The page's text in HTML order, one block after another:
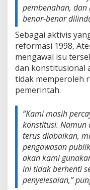
pembenahan,
benar-benar
Sebagai aktivis
reformasi 1998,
mengawal isu
dan konstitusional
tidak memperoleh
pemerintah.
“Kami masih
konstitusi. Namun
terus diabaikan,
pengawasan
akan kami
ini tidak berhenti
penyelesaian,”